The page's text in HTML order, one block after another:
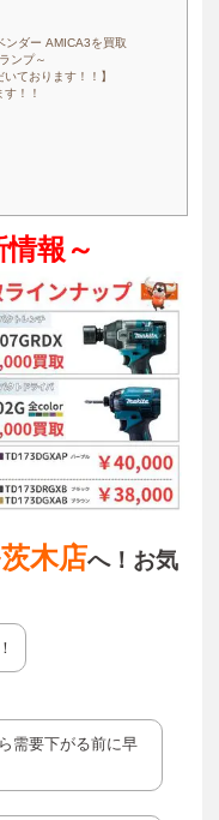
ンダー AMICA3を買取
ンプ～
ております！！】
！！
報～
木店へ！ お気
需要下がる前に早